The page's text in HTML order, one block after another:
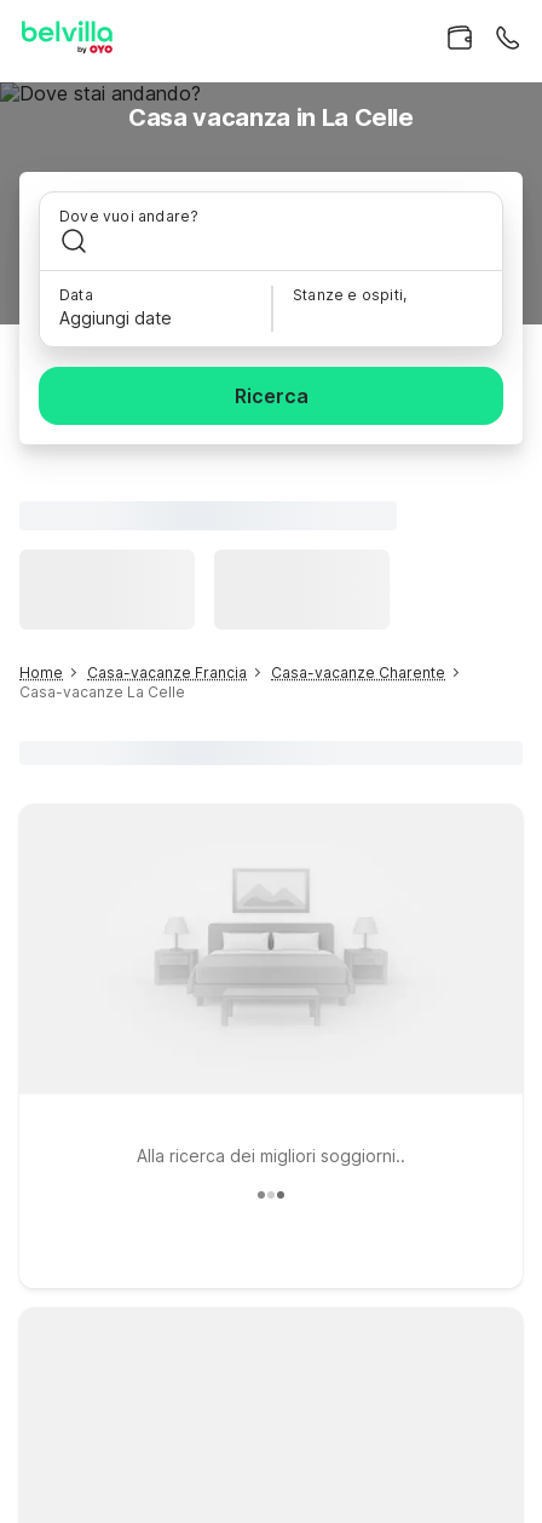
Casa vacanza in La Celle
Dove vuoi andare?
Data
Aggiungi date
Stanze e ospiti,
Ricerca
Home Casa-vacanze Francia
Casa-vacanze Charente
Casa-vacanze La Celle
Alla ricerca dei migliori soggiorni..